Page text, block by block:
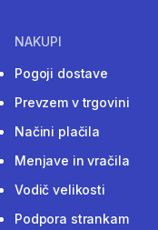
NAKUPI
Pogoji dostave
Prevzem v trgovini
Načini plačila
Menjave in vračila
Vodič velikosti
Podpora strankam